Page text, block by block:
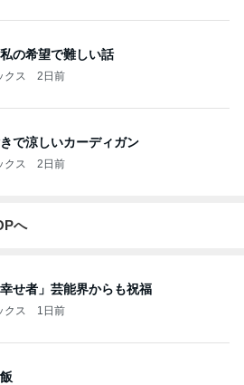
の希望で難しい話
クス 2日前
で涼しいカーディガン
クス 2日前
へ
せ者」芸能界からも祝福
クス 1日前